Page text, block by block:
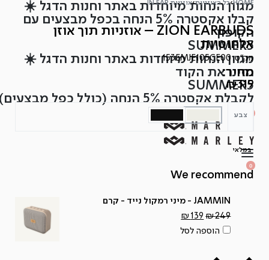
Skip
content
מגוון הנחות מיוחדות באתר וחנות הדגל ☀️
קבלו אקסטרה 5% הנחה בכפל מבצעים עם
הקופון
SUMMER5
מגוון הנחות מיוחדות באתר וחנות הדגל ☀️
הזינו את הקוד
SUMMER5
לקבלת אקסטרה 5% הנחה (כולל כפל מבצעים)
SEARCH
OPEN
ACCOUNT
DETAILS
OPEN
OPEN
ACCOUNT
SEARCH
OPEN
0
OPEN
HOME
›כל האוזניות›אוזניות IN EAR
ZION EARBUDS – אוזניות תוך אוזן
אלחוטיות
מק"ט: 153EMJE105CE00
מחיר:
₪319
צבע
במלאי
We recommend
JAMMIN - מיני רמקול נייד - קרם
₪249
המחיר
המקורי
₪ 139
המחיר
הנוכחיהוספה לסל